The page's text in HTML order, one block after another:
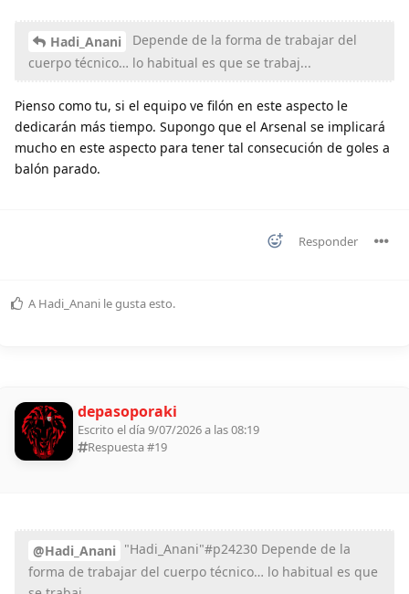
Hadi_Anani
Depende de la forma de trabajar del
cuerpo técnico… lo habitual es que se trabaj...
Pienso como tu, si el equipo ve filón en este aspecto le
dedicarán más tiempo. Supongo que el Arsenal se implicará
mucho en este aspecto para tener tal consecución de goles a
balón parado.
Responder
A Hadi_Anani le gusta esto.
depasoporaki
Escrito el día 9/07/2026 a las 08:19
Respuesta #19
@Hadi_Anani "Hadi_Anani"#p24230 Depende de la
forma de trabajar del cuerpo técnico… lo habitual es que